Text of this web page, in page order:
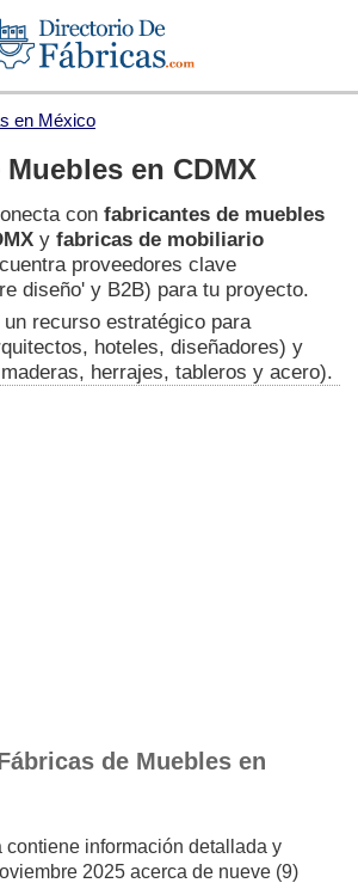
en México
en CDMX
con fabricantes de muebles
y fabricas de mobiliario
proveedores clave
diseño' y B2B) para tu proyecto.
recurso estratégico para
hoteles, diseñadores) y
herrajes, tableros y acero).
de Muebles en
contiene información detallada y
2025 acerca de nueve (9)